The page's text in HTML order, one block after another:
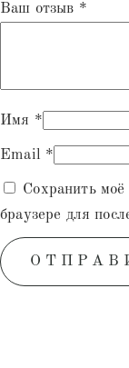
Ваш отзыв *
Имя *
Email *
Сохранить
браузере для